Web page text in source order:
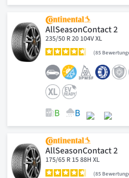
AllSeasonContact 2
235/50 R 20 104V XL
85
AllSeasonContact 2
175/65 R 15 88H XL
85